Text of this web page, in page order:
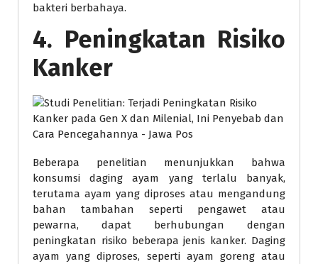
bakteri berbahaya.
4. Peningkatan Risiko
Kanker
Beberapa penelitian menunjukkan bahwa
konsumsi daging ayam yang terlalu banyak,
terutama ayam yang diproses atau mengandung
bahan tambahan seperti pengawet atau
pewarna, dapat berhubungan dengan
peningkatan risiko beberapa jenis kanker. Daging
ayam yang diproses, seperti ayam goreng atau